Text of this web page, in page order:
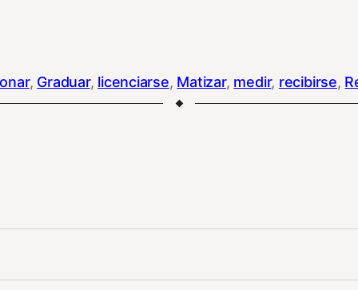
, Graduar, licenciarse, Matizar, medir, recibirse,